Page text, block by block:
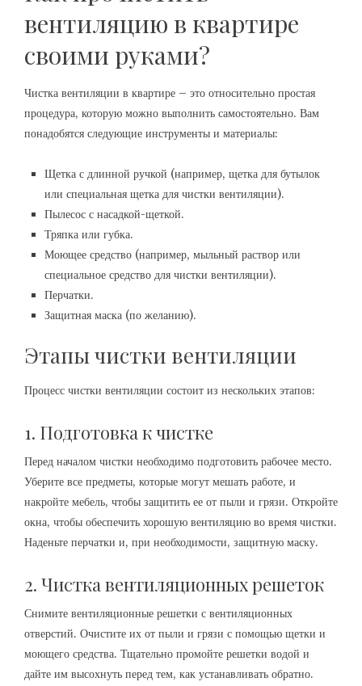
вентиляцию в квартире
своими руками?
Чистка вентиляции в квартире – это относительно простая
процедура, которую можно выполнить самостоятельно. Вам
понадобятся следующие инструменты и материалы:
Щетка с длинной ручкой (например, щетка для бутылок
или специальная щетка для чистки вентиляции).
Пылесос с насадкой-щеткой.
Тряпка или губка.
Моющее средство (например, мыльный раствор или
специальное средство для чистки вентиляции).
Перчатки.
Защитная маска (по желанию).
Этапы чистки вентиляции
Процесс чистки вентиляции состоит из нескольких этапов:
1. Подготовка к чистке
Перед началом чистки необходимо подготовить рабочее место.
Уберите все предметы, которые могут мешать работе, и
накройте мебель, чтобы защитить ее от пыли и грязи. Откройте
окна, чтобы обеспечить хорошую вентиляцию во время чистки.
Наденьте перчатки и, при необходимости, защитную маску.
2. Чистка вентиляционных решеток
Снимите вентиляционные решетки с вентиляционных
отверстий. Очистите их от пыли и грязи с помощью щетки и
моющего средства. Тщательно промойте решетки водой и
дайте им высохнуть перед тем, как устанавливать обратно.